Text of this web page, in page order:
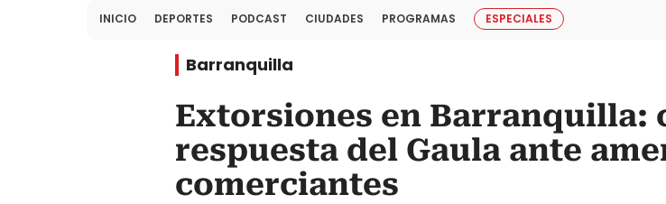
INICIO DEPORTES PODCAST CIUDADES PROGRAMAS ESPECIALES
Barranquilla
Extorsiones en Barranquilla:
respuesta del Gaula ante
comerciantes